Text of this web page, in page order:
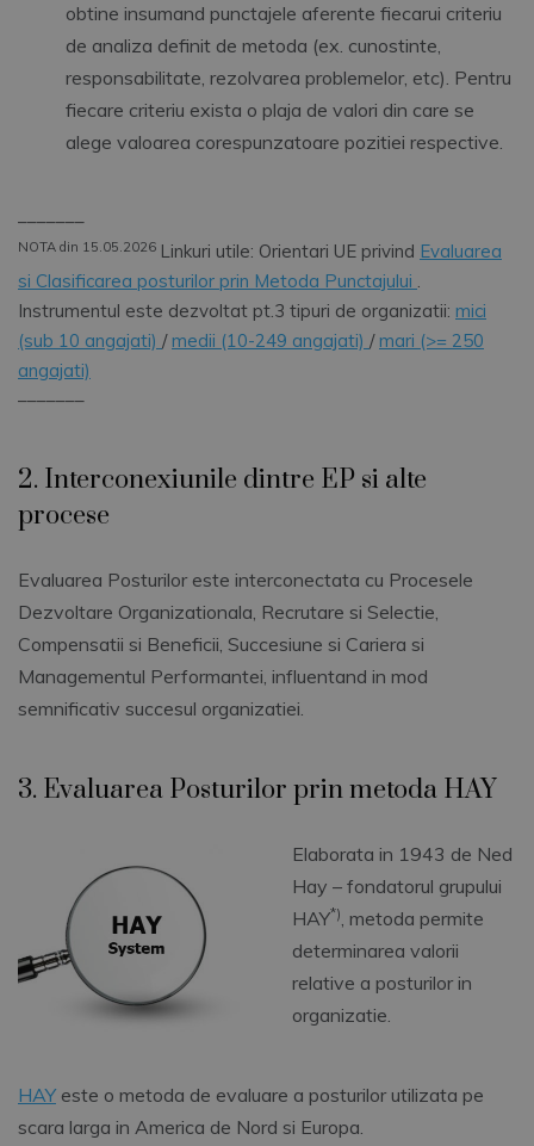
obtine insumand punctajele aferente fiecarui criteriu
de analiza definit de metoda (ex. cunostinte,
responsabilitate, rezolvarea problemelor, etc). Pentru
fiecare criteriu exista o plaja de valori din care se
alege valoarea corespunzatoare pozitiei respective.
–––––––
NOTA din 15.05.2026 Linkuri utile: Orientari UE privind Evaluarea
si Clasificarea posturilor prin Metoda Punctajului .
Instrumentul este dezvoltat pt.3 tipuri de organizatii: mici
(sub 10 angajati) /medii (10-249 angajati) /mari (>= 250
angajati)
–––––––
2. Interconexiunile dintre EP si alte
procese
Evaluarea Posturilor este interconectata cu Procesele
Dezvoltare Organizationala, Recrutare si Selectie,
Compensatii si Beneficii, Succesiune si Cariera si
Managementul Performantei, influentand in mod
semnificativ succesul organizatiei.
3. Evaluarea Posturilor prin metoda HAY
Elaborata in 1943 de Ned
Hay – fondatorul grupului
HAY*), metoda permite
determinarea valorii
relative a posturilor in
organizatie.
HAY este o metoda de evaluare a posturilor utilizata pe
scara larga in America de Nord si Europa.